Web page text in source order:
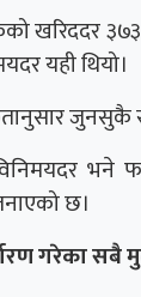
खरिददर
यही थियो।
जुनसुकै
भने
छ।
गरेका सबै